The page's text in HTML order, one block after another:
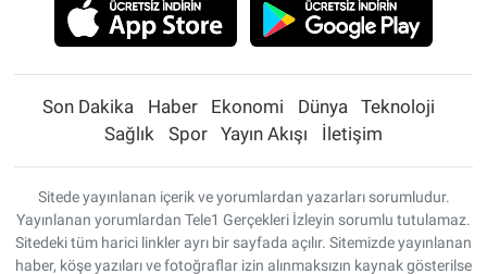
Son Dakika Haber Ekonomi Dünya
Teknoloji
Sağlık
Spor Yayın Akışı İletişim
Sitede yayınlanan içerik ve yorumlardan yazarları sorumludur.
Yayınlanan yorumlardan Tele1 Gerçekleri İzleyin sorumlu tutulamaz.
Sitedeki tüm harici linkler ayrı bir sayfada açılır. Sitemizde yayınlanan
haber, köşe yazıları ve fotoğraflar izin alınmaksızın kaynak gösterilse